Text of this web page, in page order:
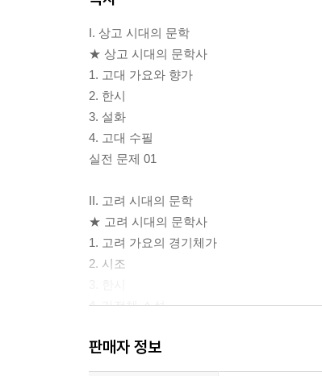
I. 상고 시대의 문학
★ 상고 시대의 문학사
1. 고대 가요와 향가
2. 한시
3. 설화
4. 고대 수필
실전 문제 01
II. 고려 시대의 문학
★ 고려 시대의 문학사
1. 고려 가요의 경기체가
2. 시조
4. 가전체 소설
실전 문제 01
실전 문제 02
판매자 정보